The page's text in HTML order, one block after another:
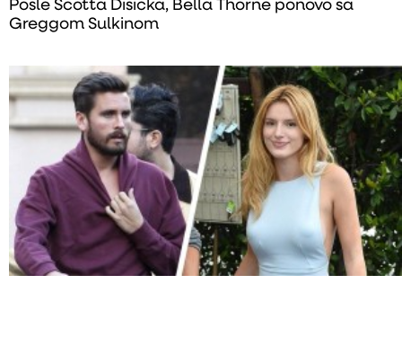
Posle Scotta Disicka, Bella Thorne ponovo sa
Greggom Sulkinom